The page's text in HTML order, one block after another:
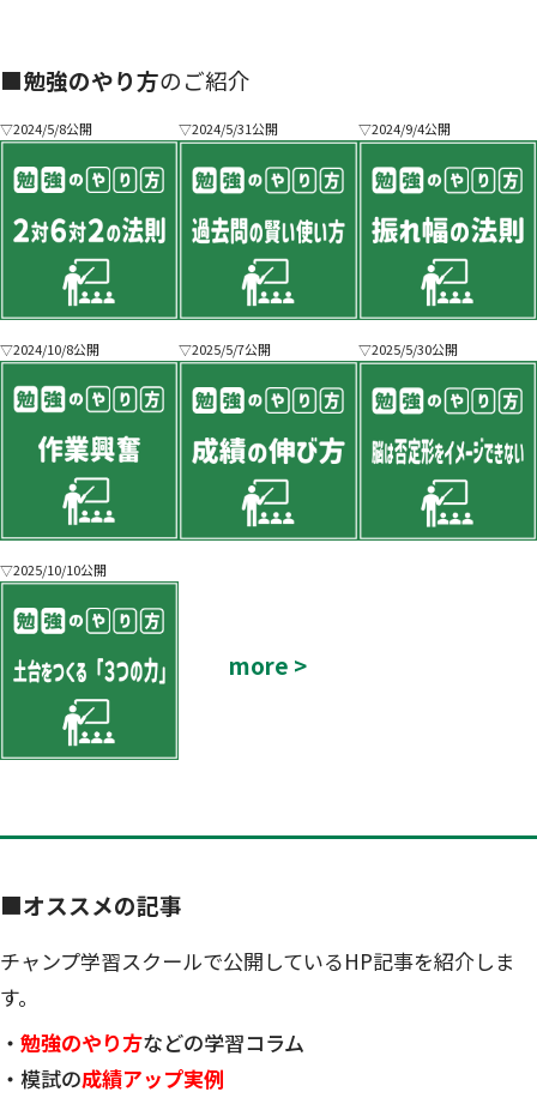
■勉強のやり方のご紹介
▽2024/5/8公開 ▽2024/5/31公開 ▽2024/9/4公開
▽2024/10/8公開 ▽2025/5/7公開 ▽2025/5/30公開
▽2025/10/10公開
more >
■オススメの記事
チャンプ学習スクールで公開しているHP記事を紹介しま
す。
・ 勉強のやり方などの学習コラム
・模試の成績アップ実例